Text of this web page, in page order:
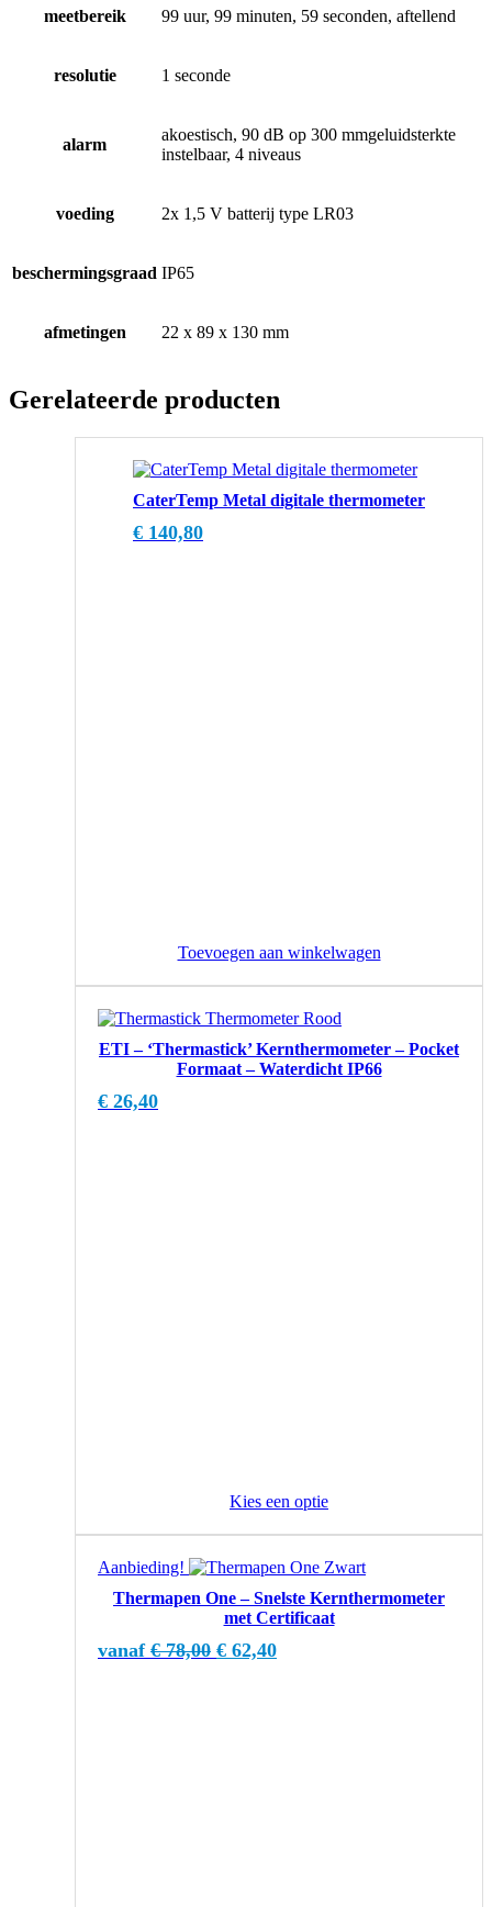
meetbereik 99 uur, 99 minuten, 59 seconden, aftellend
resolutie 1 seconde
alarm
akoestisch, 90 dB op 300 mmgeluidsterkte
instelbaar, 4 niveaus
voeding 2x 1,5 V batterij type LR03
beschermingsgraad IP65
afmetingen 22 x 89 x 130 mm
Gerelateerde producten
CaterTemp Metal digitale thermometer
€ 140,80
Toevoegen aan winkelwagen
ETI – ‘Thermastick’ Kernthermometer – Pocket
Formaat – Waterdicht IP66
€ 26,40
Kies een optie
Aanbieding!
Thermapen One – Snelste Kernthermometer
met Certificaat
vanaf €78,00 Oorspronkelijke
€ 62,40Huidige
Dit
heeft
meerdere